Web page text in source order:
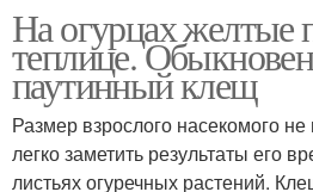
Пустотелые огурцы
На огурцах желтые
теплице.
паутинный клещ
Размер взрослого насекомого
легко заметить результаты его
листьях огуречных растений.